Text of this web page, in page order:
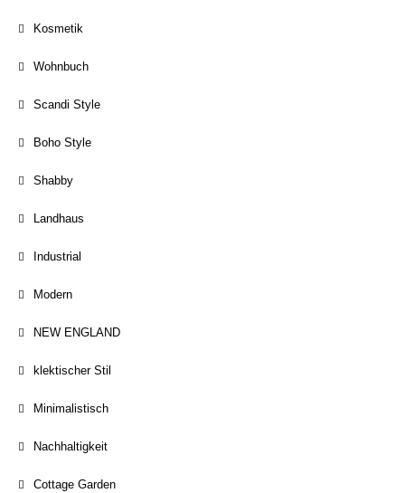
Kosmetik
Wohnbuch
Scandi Style
Boho Style
Shabby
Landhaus
Industrial
Modern
NEW ENGLAND
klektischer Stil
Minimalistisch
Nachhaltigkeit
Cottage Garden